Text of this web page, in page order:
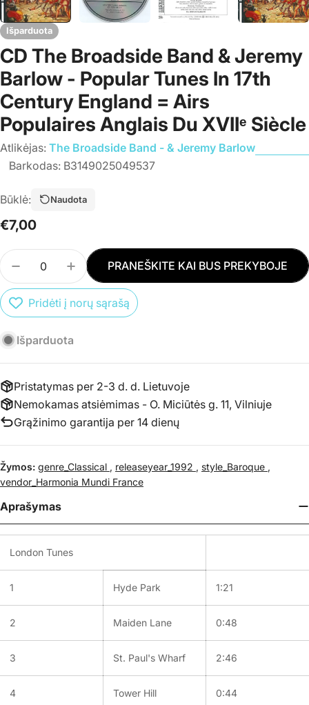
Išparduota
CD The Broadside Band & Jeremy
Barlow - Popular Tunes In 17th
Century England = Airs
Populaires Anglais Du XVIIᵉ Siècle
Atlikėjas: The Broadside Band - & Jeremy Barlow
Barkodas: B3149025049537
Būklė: Naudota
Įprasta
€7,00
Kiekis
SUMAŽINTI PREKĖS CD THE BROADSIDE
PADIDINTI PREKĖS CD THE
PRANEŠKITE KAI BUS PREKYBOJE
Pridėti į norų sąrašą
Išparduota
Pristatymas per 2-3 d. d. Lietuvoje
Nemokamas atsiėmimas - O. Miciūtės g. 11, Vilniuje
Grąžinimo garantija per 14 dienų
Žymos: genre_Classical , releaseyear_1992 , style_Baroque ,
vendor_Harmonia Mundi France
Aprašymas
London Tunes
1 Hyde Park 1:21
2 Maiden Lane 0:48
3 St. Paul's Wharf 2:46
4 Tower Hill 0:44